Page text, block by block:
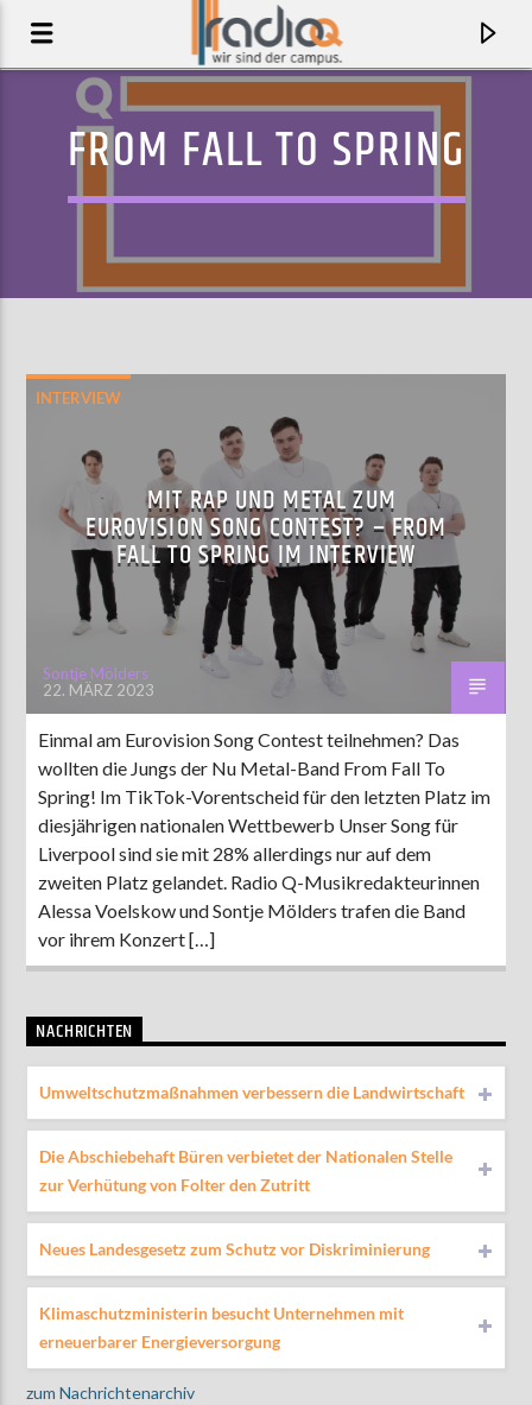
AKTUELLER TRACK
OVER YOU (FT. GHETTS)
MOONCHILD SANELLY
AKTUELLE SENDUNG
MOEBIUS
00:00
ZU HÖREN INMünster 90,9 MHzSteinfurt103,9 MHz
FROM FALL TO SPRING
INTERVIEW
MIT RAP UND METAL ZUM
EUROVISION SONG CONTEST? – FROM
FALL TO SPRING IM INTERVIEW
Sontje Mölders
22. MÄRZ 2023
Einmal am Eurovision Song Contest teilnehmen? Das
wollten die Jungs der Nu Metal-Band From Fall To
Spring! Im TikTok-Vorentscheid für den letzten Platz im
diesjährigen nationalen Wettbewerb Unser Song für
Liverpool sind sie mit 28% allerdings nur auf dem
zweiten Platz gelandet. Radio Q-Musikredakteurinnen
Alessa Voelskow und Sontje Mölders trafen die Band
vor ihrem Konzert […]
NACHRICHTEN
Umweltschutzmaßnahmen verbessern die Landwirtschaft
Die Abschiebehaft Büren verbietet der Nationalen Stelle
zur Verhütung von Folter den Zutritt
Neues Landesgesetz zum Schutz vor Diskriminierung
Klimaschutzministerin besucht Unternehmen mit
erneuerbarer Energieversorgung
zum Nachrichtenarchiv